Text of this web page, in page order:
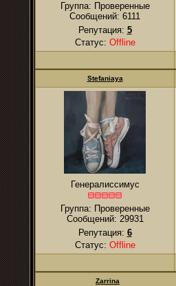
Группа: Проверенные
Сообщений: 6111
Репутация: 5
Статус: Offline
Stefaniaya
Генералиссимус
Группа: Проверенные
Сообщений: 29931
Репутация: 6
Статус: Offline
Zarrina